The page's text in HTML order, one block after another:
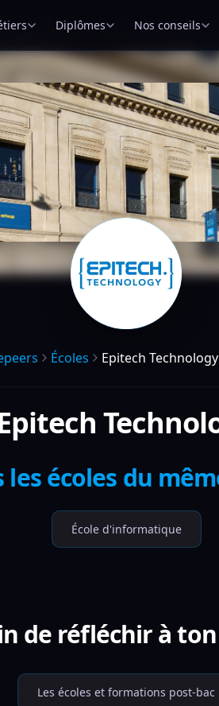
Diplômes Nos conseils
Écoles Epitech Technology
écoles du
École d'informatique
de réfléchir à
Les écoles et formations post-bac